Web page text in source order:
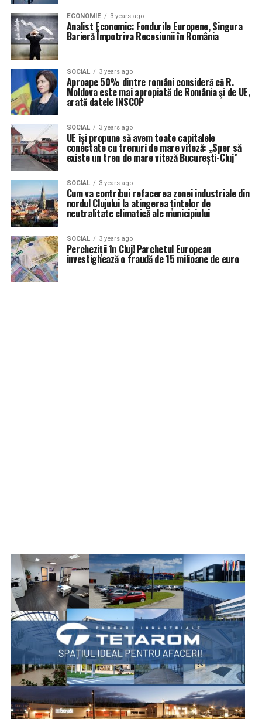
ECONOMIE 3 years ago
Analist Economic: Fondurile Europene, Singura
Barieră Împotriva Recesiunii în România
SOCIAL 3 years ago
Aproape 50% dintre români consideră că R.
Moldova este mai apropiată de România şi de UE,
arată datele INSCOP
SOCIAL 3 years ago
UE își propune să avem toate capitalele
conectate cu trenuri de mare viteză: „Sper să
existe un tren de mare viteză București-Cluj”
SOCIAL 3 years ago
Cum va contribui refacerea zonei industriale din
nordul Clujului la atingerea țintelor de
neutralitate climatică ale municipiului
SOCIAL 3 years ago
Percheziții în Cluj! Parchetul European
investighează o fraudă de 15 milioane de euro